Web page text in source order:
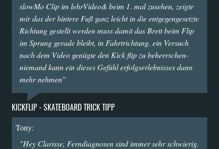
slowMo Clip im lehrVideo& beim 1. mal zusehen, zeigte
mir das der hintere Fuß ganz leicht in die entgegengesetzte
Richtung gestellt werden muss damit das Brett beim Flip
im Sprung gerade bleibt, in Fahrtrichtung. ein Versuch
nach dem Video genügte den Kick flip zu beherrschen-
niemand kann ein dieses Gefühl erfolgserlebnisses dann
mehr nehmen"
KICKFLIP - SKATEBOARD TRICK TIPP
Tony:
"Hey Clarisse, Ferndiagnosen sind immer sehr schwierig.